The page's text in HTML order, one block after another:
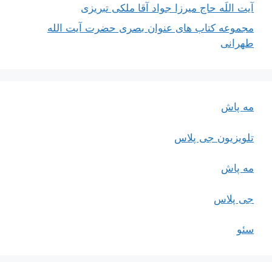
آیت اللَه حاج میرزا جواد آقا ملکی تبریزی
مجموعه کتاب های عنوان بصری حضرت آیت الله
طهرانی
مه پاش
تلویزیون جی پلاس
مه پاش
جی پلاس
سئو